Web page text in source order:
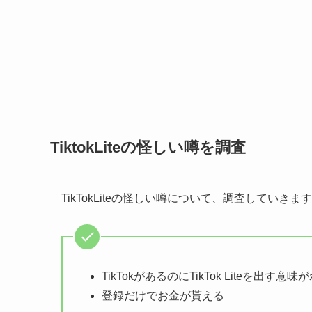
TiktokLiteの怪しい噂を調査
TikTokLiteの怪しい噂について、調査していきます
TikTokがあるのにTikTok Liteを出す意味
登録だけでお金が貰える